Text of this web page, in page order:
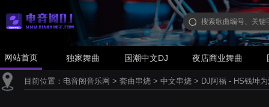
网站首页 独家舞曲 国潮中文DJ 夜店商业舞曲
目前位置： 电音阁音乐网 > 套曲串烧 > 中文串烧 > DJ阿福 - HS钱坤